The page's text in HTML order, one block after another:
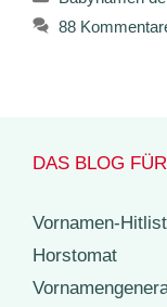
88
DAS BLOG
Vornamen-
Horstomat